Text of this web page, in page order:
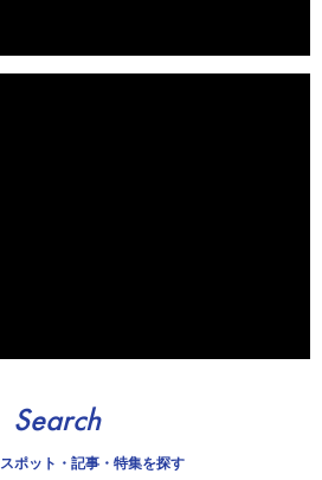
Search
スポット・記事・特集を探す